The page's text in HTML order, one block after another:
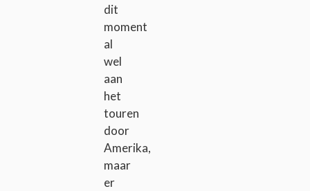
dit
moment
al
wel
aan
het
touren
door
Amerika,
maar
er